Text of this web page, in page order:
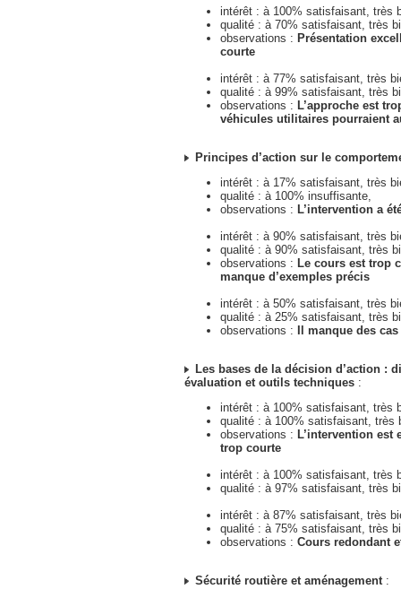
intérêt : à 100% satisfaisant, très
qualité : à 70% satisfaisant, très
observations : Présentation
courte
intérêt : à 77% satisfaisant, très
qualité : à 99% satisfaisant, très
observations : L’approche est
véhicules utilitaires pourraient
Principes d’action sur le
intérêt : à 17% satisfaisant, très
qualité : à 100% insuffisante,
observations : L’intervention a
intérêt : à 90% satisfaisant, très
qualité : à 90% satisfaisant, très
observations : Le cours est trop
manque d’exemples précis
intérêt : à 50% satisfaisant, très
qualité : à 25% satisfaisant, très
observations :
Il manque des
Les bases de la décision d’action :
évaluation et outils techniques :
intérêt : à 100% satisfaisant, très
qualité : à 100% satisfaisant, très
observations : L’intervention est
trop courte
intérêt : à 100% satisfaisant, très
qualité : à 97% satisfaisant, très
intérêt : à 87% satisfaisant, très
qualité : à 75% satisfaisant, très
observations : Cours redondant
Sécurité routière et aménagement: